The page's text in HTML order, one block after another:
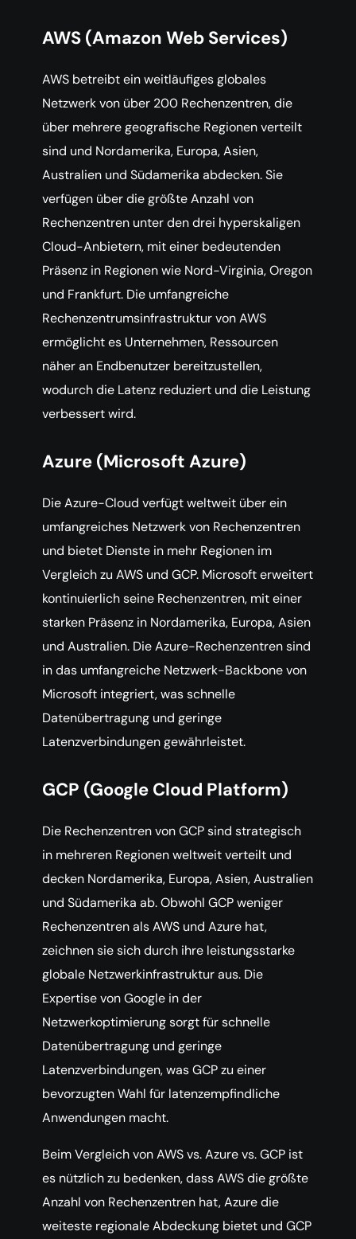
AWS (Amazon Web Services)
AWS betreibt ein weitläufiges globales
Netzwerk von über 200 Rechenzentren, die
über mehrere geografische Regionen verteilt
sind und Nordamerika, Europa, Asien,
Australien und Südamerika abdecken. Sie
verfügen über die größte Anzahl von
Rechenzentren unter den drei hyperskaligen
Cloud-Anbietern, mit einer bedeutenden
Präsenz in Regionen wie Nord-Virginia, Oregon
und Frankfurt. Die umfangreiche
Rechenzentrumsinfrastruktur von AWS
ermöglicht es Unternehmen, Ressourcen
näher an Endbenutzer bereitzustellen,
wodurch die Latenz reduziert und die Leistung
verbessert wird.
Azure (Microsoft Azure)
Die Azure-Cloud verfügt weltweit über ein
umfangreiches Netzwerk von Rechenzentren
und bietet Dienste in mehr Regionen im
Vergleich zu AWS und GCP. Microsoft erweitert
kontinuierlich seine Rechenzentren, mit einer
starken Präsenz in Nordamerika, Europa, Asien
und Australien. Die Azure-Rechenzentren sind
in das umfangreiche Netzwerk-Backbone von
Microsoft integriert, was schnelle
Datenübertragung und geringe
Latenzverbindungen gewährleistet.
GCP (Google Cloud Platform)
Die Rechenzentren von GCP sind strategisch
in mehreren Regionen weltweit verteilt und
decken Nordamerika, Europa, Asien, Australien
und Südamerika ab. Obwohl GCP weniger
Rechenzentren als AWS und Azure hat,
zeichnen sie sich durch ihre leistungsstarke
globale Netzwerkinfrastruktur aus. Die
Expertise von Google in der
Netzwerkoptimierung sorgt für schnelle
Datenübertragung und geringe
Latenzverbindungen, was GCP zu einer
bevorzugten Wahl für latenzempfindliche
Anwendungen macht.
Beim Vergleich von AWS vs. Azure vs. GCP ist
es nützlich zu bedenken, dass AWS die größte
Anzahl von Rechenzentren hat, Azure die
weiteste regionale Abdeckung bietet und GCP